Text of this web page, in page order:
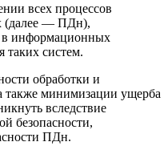
всех процессов
(далее — ПДн),
в информационных
таких систем.
обработки и
также минимизации ущерба
вследствие
безопасности,
ПДн.